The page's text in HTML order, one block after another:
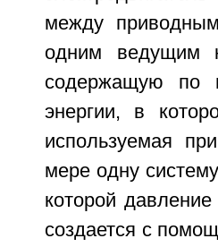
между
одним ведущим
содержащую по
энергии, в
используемая
мере одну
которой
создается с